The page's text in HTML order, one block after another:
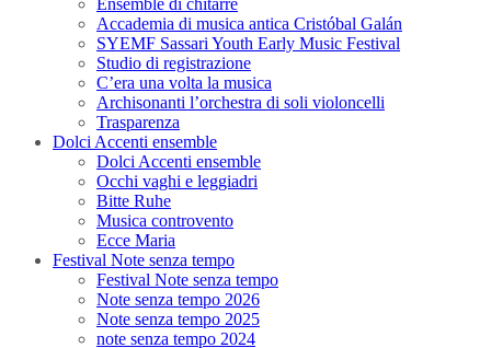
Ensemble di chitarre
Accademia di musica antica Cristóbal Galán
SYEMF Sassari Youth Early Music Festival
Studio di registrazione
C’era una volta la musica
Archisonanti l’orchestra di soli violoncelli
Trasparenza
Dolci Accenti ensemble
Dolci Accenti ensemble
Occhi vaghi e leggiadri
Bitte Ruhe
Musica controvento
Ecce Maria
Festival Note senza tempo
Festival Note senza tempo
Note senza tempo 2026
Note senza tempo 2025
note senza tempo 2024